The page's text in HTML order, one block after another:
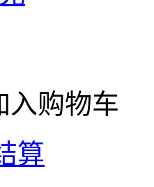
入购物车
算